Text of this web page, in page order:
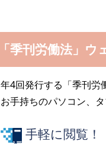
「季刊労働法」
年4回発行する「季刊労
お手持ちのパソコン、
手軽に閲覧！